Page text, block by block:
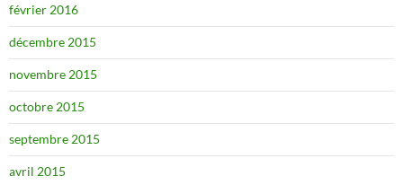
février 2016
décembre 2015
novembre 2015
octobre 2015
septembre 2015
avril 2015